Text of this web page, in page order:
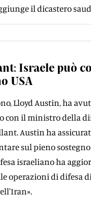
il dicastero
Israele può
USA
Lloyd Austin, ha
con il ministro della
Austin ha
sul pieno
israeliano ha
operazioni di difesa